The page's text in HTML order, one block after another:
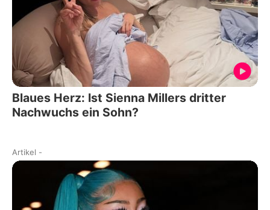
Blaues Herz: Ist Sienna Millers dritter
Nachwuchs ein Sohn?
Artikel -